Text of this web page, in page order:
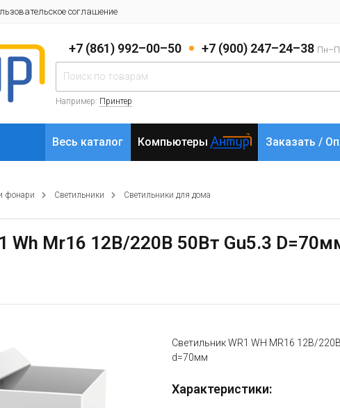
соглашение
+7 (861) 992–00–50 +7 (900) 247–24–38
Например: Принтер
Весь каталог Компьютеры Заказать /
фонари Светильники Светильники для дома
Wh Mr16 12В/220В 50Вт Gu5.3
Светильник WR1 WH MR16 12В/
d=70мм
Характеристики: